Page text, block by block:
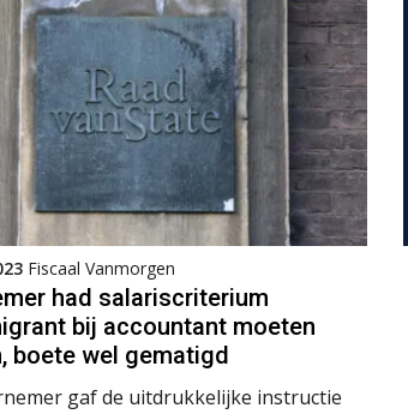
Fiscaal Vanmorgen
had salariscriterium
bij accountant moeten
boete wel gematigd
gaf de uitdrukkelijke instructie